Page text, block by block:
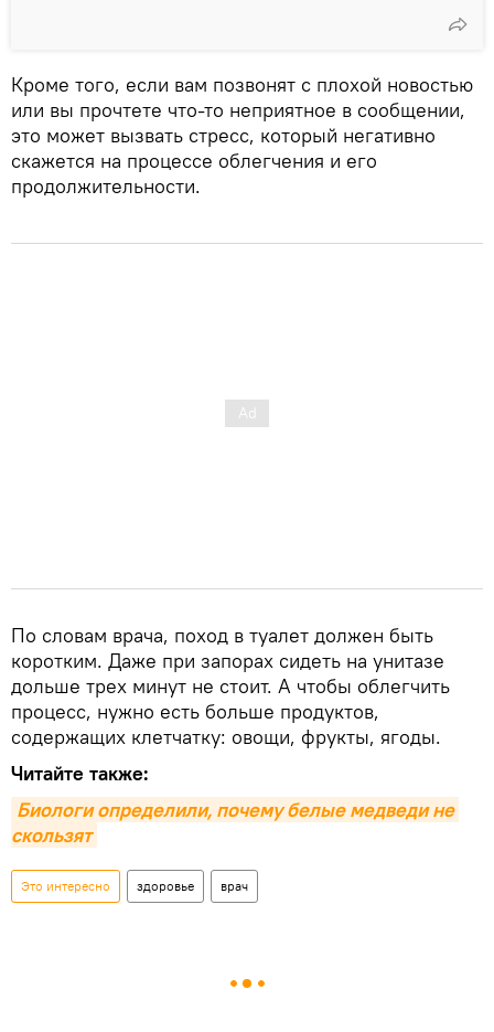
Кроме того, если вам позвонят с плохой новостью
или вы прочтете что-то неприятное в сообщении,
это может вызвать стресс, который негативно
скажется на процессе облегчения и его
продолжительности.
По словам врача, поход в туалет должен быть
коротким. Даже при запорах сидеть на унитазе
дольше трех минут не стоит. А чтобы облегчить
процесс, нужно есть больше продуктов,
содержащих клетчатку: овощи, фрукты, ягоды.
Читайте также:
Биологи определили, почему белые медведи не
скользят
Это интересно здоровье врач